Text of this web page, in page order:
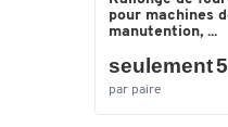
pour machines
manutention, ...
seulement
par paire